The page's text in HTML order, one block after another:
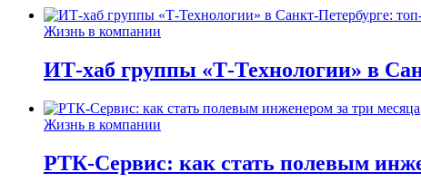
Жизнь в компании
ИТ-хаб группы «Т-Технологии» в
Жизнь в компании
РТК-Сервис: как стать полевым